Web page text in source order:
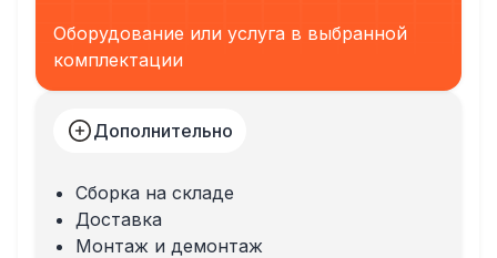
Оборудование или услуга в выбранной
комплектации
Дополнительно
Сборка на складе
Доставка
Монтаж и демонтаж